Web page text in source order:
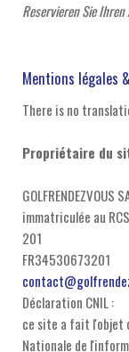
Reservieren Sie
Mentions légales
There is no
Propriétaire du
GOLFRENDEZVOUS
immatriculée au
201
FR34530673201
Déclaration CNIL :
ce site a fait l'objet
Nationale de